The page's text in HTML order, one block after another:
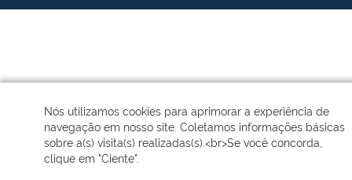
Nós utilizamos cookies para aprimorar a experiência de
navegação em nosso site. Coletamos informações básicas
sobre a(s) visita(s) realizadas(s).<br>Se você concorda,
clique em "Ciente".